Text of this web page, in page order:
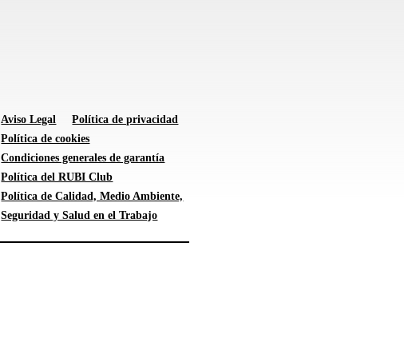
Aviso Legal
Política de privacidad
Política de cookies
Condiciones generales de garantía
Política del RUBI Club
Política de Calidad, Medio Ambiente,
Seguridad y Salud en el Trabajo